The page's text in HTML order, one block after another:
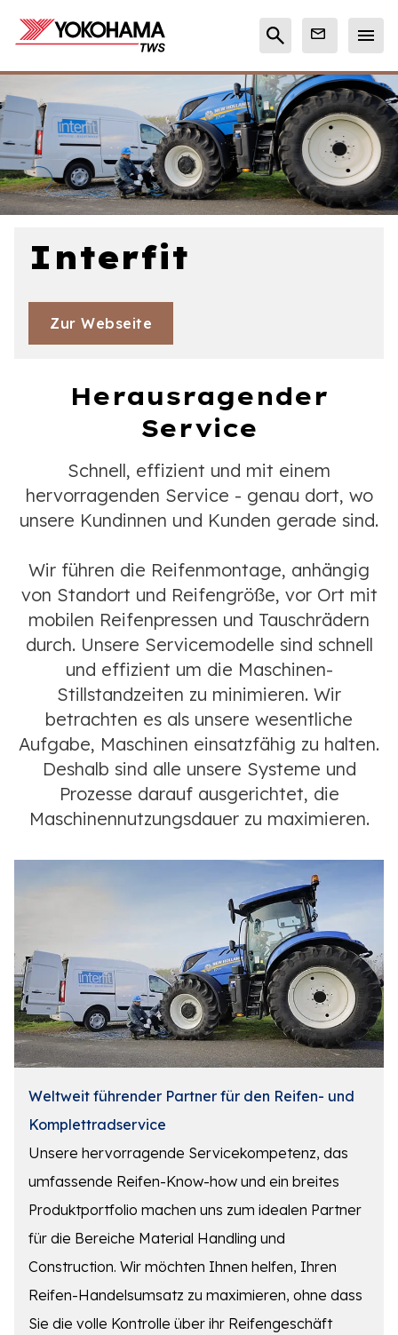
Interfit
Zur Webseite
Herausragender
Service
Schnell, effizient und mit einem
hervorragenden Service - genau dort, wo
unsere Kundinnen und Kunden gerade sind.
Wir führen die Reifenmontage, anhängig
von Standort und Reifengröße, vor Ort mit
mobilen Reifenpressen und Tauschrädern
durch. Unsere Servicemodelle sind schnell
und effizient um die Maschinen-
Stillstandzeiten zu minimieren. Wir
betrachten es als unsere wesentliche
Aufgabe, Maschinen einsatzfähig zu halten.
Deshalb sind alle unsere Systeme und
Prozesse darauf ausgerichtet, die
Maschinennutzungsdauer zu maximieren.
Weltweit führender Partner für den Reifen- und
Komplettradservice
Unsere hervorragende Servicekompetenz, das
umfassende Reifen-Know-how und ein breites
Produktportfolio machen uns zum idealen Partner
für die Bereiche Material Handling und
Construction. Wir möchten Ihnen helfen, Ihren
Reifen-Handelsumsatz zu maximieren, ohne dass
Sie die volle Kontrolle über ihr Reifengeschäft